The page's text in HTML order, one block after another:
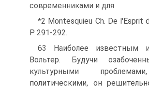
современниками и для
*2 Montesquieu Ch. De l'Esprit
P. 291-292.
63 Наиболее известным
Вольтер. Будучи
культур­ными
политическими, он